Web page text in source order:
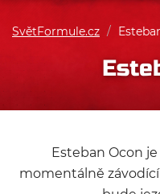
SvětFormule.cz /
Esteban Ocon
momentálně